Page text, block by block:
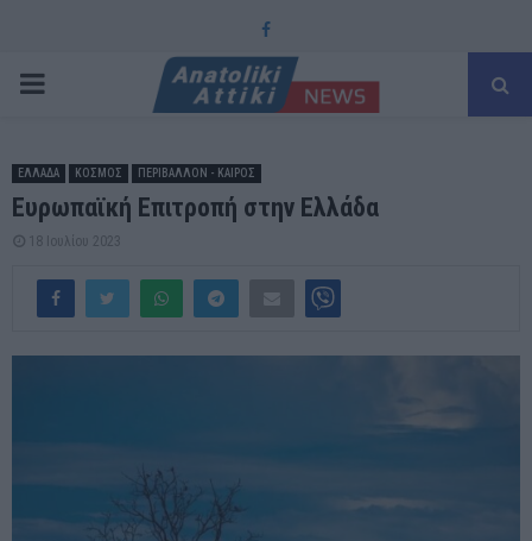
Facebook
PRIMARY
ΕΛΛΑΔΑ ΚΟΣΜΟΣ ΠΕΡΙΒΑΛΛΟΝ - ΚΑΙΡΟΣ
Ευρωπαϊκή Επιτροπή στην Ελλάδα
18 Ιουλίου 2023